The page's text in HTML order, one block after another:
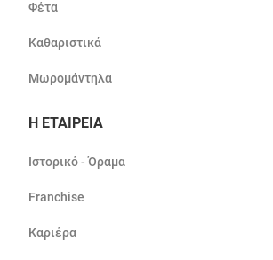
Φέτα
Καθαριστικά
Μωρομάντηλα
Η ΕΤΑΙΡΕΙΑ
Ιστορικό - Όραμα
Franchise
Καριέρα